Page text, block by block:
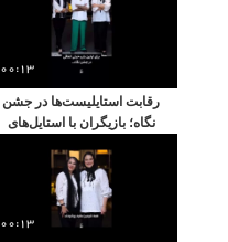
اکران یک فیلم سینمایی جدید
در کنار هم دیده شدند
00:13
رقابت استایلیست‌ها در جشن
نگاه؛ بازیگران با استایل‌های
00:13